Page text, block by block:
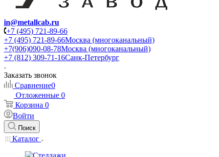
in@metallcab.ru
+7 (495) 721-89-66
+7 (495) 721-89-66Москва (многоканальный)
+7(906)090-08-78Москва (многоканальный)
+7 (812) 309-71-16Санк-Петербург
Заказать звонок
Сравнение0
Отложенные 0
Корзина 0
Войти
Поиск
Каталог